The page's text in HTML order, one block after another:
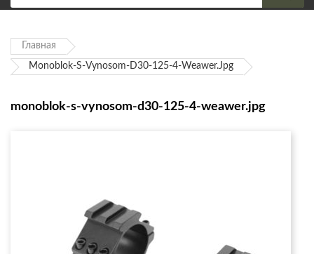
Главная
Monoblok-S-Vynosom-D30-125-4-Weawer.jpg
monoblok-s-vynosom-d30-125-4-weawer.jpg